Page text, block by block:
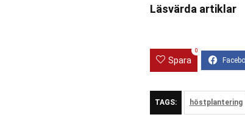
Läsvärda artiklar
Spara
0
TAGS: höstplantering